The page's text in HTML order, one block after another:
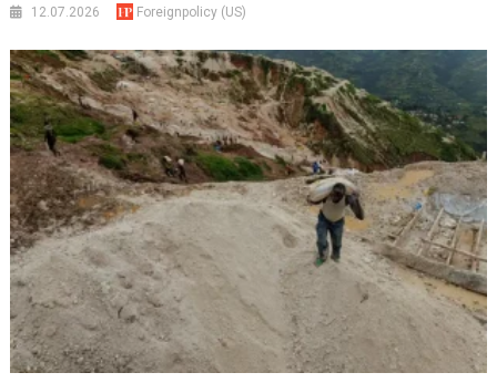
12.07.2026 Foreignpolicy (US)